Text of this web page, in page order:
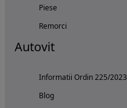
Piese
Remorci
Autovit
Informatii Ordin 225/2023
Blog